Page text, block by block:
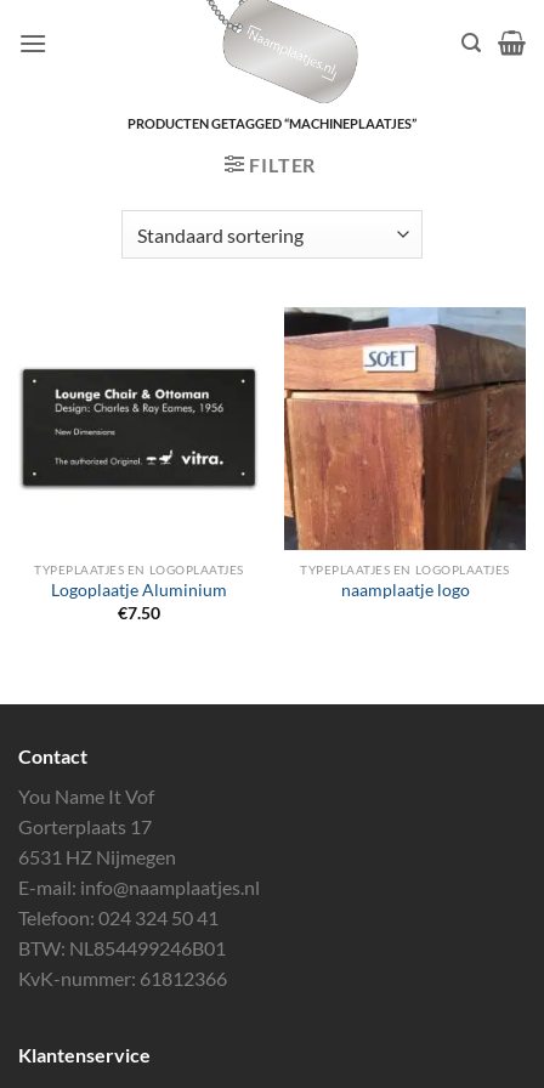
naar
PRODUCTEN GETAGGED “MACHINEPLAATJES”
FILTER
TYPEPLAATJES EN LOGOPLAATJES
Logoplaatje Aluminium
€7.50
TYPEPLAATJES EN LOGOPLAATJES
naamplaatje logo
Contact
You Name It Vof
Gorterplaats 17
6531 HZ Nijmegen
E-mail: info@naamplaatjes.nl
Telefoon: 024 324 50 41
BTW: NL854499246B01
KvK-nummer: 61812366
Klantenservice